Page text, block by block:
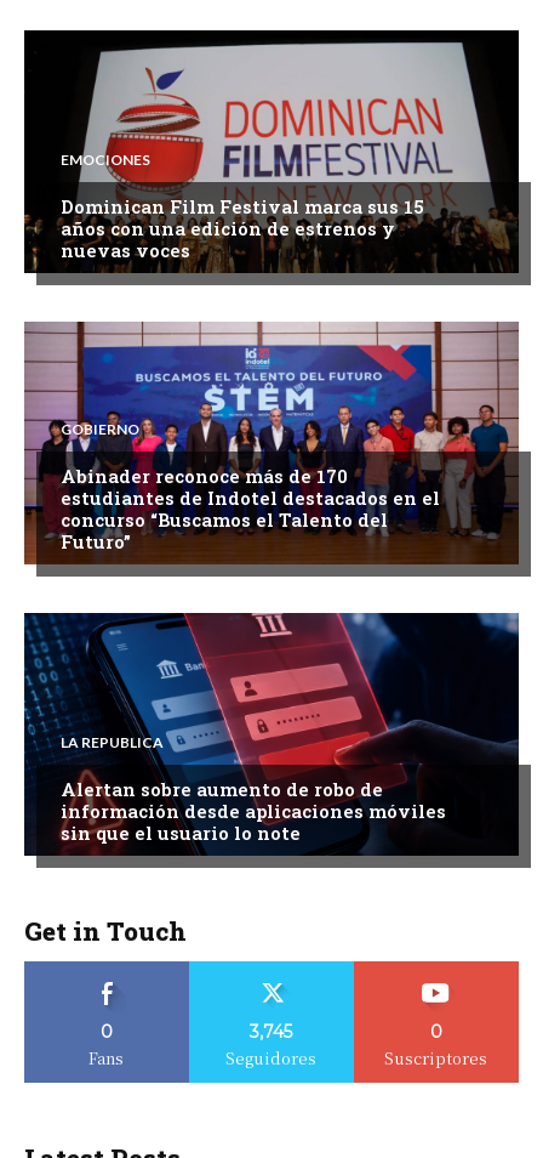
EMOCIONES
Dominican Film Festival marca sus 15
años con una edición de estrenos y
nuevas voces
GOBIERNO
Abinader reconoce más de 170
estudiantes de Indotel destacados en el
concurso “Buscamos el Talento del
Futuro”
LA REPUBLICA
Alertan sobre aumento de robo de
información desde aplicaciones móviles
sin que el usuario lo note
Get in Touch
0
Fans
3,745
Seguidores
0
Suscriptores